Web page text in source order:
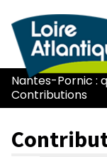
Nantes-Pornic :
Contributions